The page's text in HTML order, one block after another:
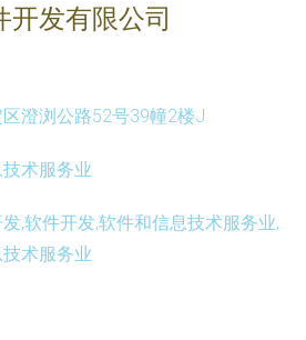
开发有限公司
澄浏公路52号39幢2楼J
术服务业
,软件开发,软件和信息技术服务业,
术服务业